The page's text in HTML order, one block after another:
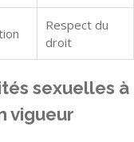
Respect du
droit
sexuelles à
vigueur